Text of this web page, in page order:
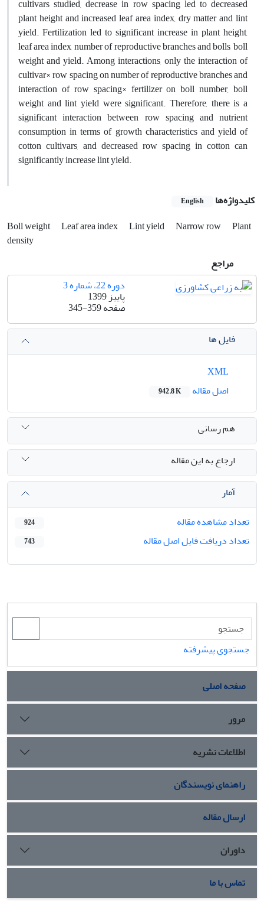
cultivars studied, decrease in row spacing led to decreased
plant height and increased leaf area index, dry matter and lint
yield. Fertilization led to significant increase in plant height,
leaf area index, number of reproductive branches and bolls, boll
weight and yield. Among interactions, only the interaction of
cultivar× row spacing on number of reproductive branches and
interaction of row spacing× fertilizer on boll number, boll
weight and lint yield were significant. Therefore, there is a
significant interaction between row spacing and nutrient
consumption in terms of growth characteristics and yield of
cotton cultivars, and decreased row spacing in cotton can
significantly increase lint yield.
کلیدواژه‌ها English
Boll weight Leaf area index Lint yield Narrow row
Plant
density
مراجع
دوره 22، شماره 3
پاییز 1399
صفحه345-359
فایل ها
اصل مقاله
942.8 K
هم رسانی
ارجاع به این مقاله
آمار
تعداد مشاهده مقاله
924
تعداد دریافت فایل اصل مقاله 743
جستجوی پیشرفته
صفحه اصلی
مرور
اطلاعات نشریه
راهنمای نویسندگان
ارسال مقاله
داوران
تماس با ما